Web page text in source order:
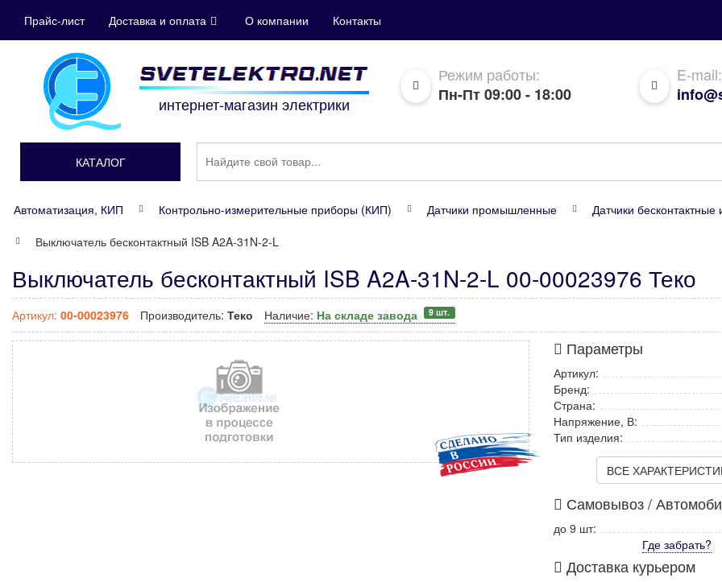
Прайс-лист Доставка и оплата О компании Контакты
интернет-магазин электрики
Режим работы:
Пн-Пт 09:00 - 18:00
E-mail:
КАТАЛОГ
Автоматизация, КИП Контрольно-измерительные приборы (КИП) Датчики промышленные
Датчики бесконтактные
Выключатель бесконтактный ISB A2A-31N-2-L
Выключатель бесконтактный ISB A2A-31N-2-L 00-00023976 Теко
Артикул: 00-00023976 Производитель: Теко Наличие: На складе завода 9 шт.
Параметры
Артикул:
Бренд:
Страна:
Напряжение, В:
Тип изделия:
ВСЕ
Самовывоз /
до 9 шт:
Где забрать?
Доставка курьером